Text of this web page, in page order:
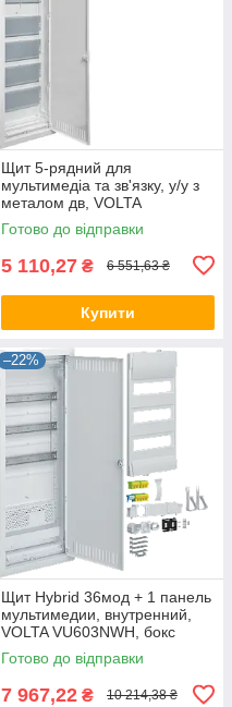
Щит 5-рядний для
мультимедіа та зв'язку, у/у з
металом дв, VOLTA
VU60NWB, бокс Хагер, шафа
розподільна
Готово до відправки
5 110,27 ₴ 6 551,63 ₴
Купити
–22%
Щит Hybrid 36мод + 1 панель
мультимедии, внутренний,
VOLTA VU603NWH, бокс
Хагер, шкаф Хагер
Готово до відправки
7 967,22 ₴ 10 214,38 ₴